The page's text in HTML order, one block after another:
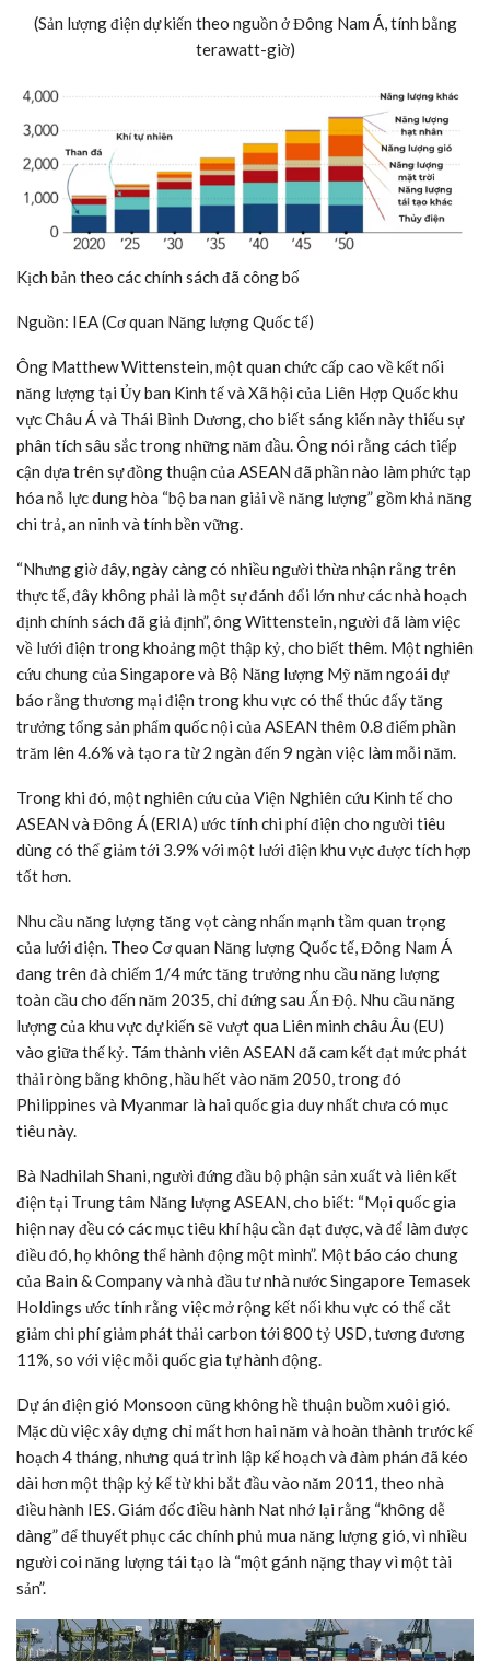
(Sản lượng điện dự kiến theo nguồn ở Đông Nam Á, tính bằng
terawatt-giờ)
Kịch bản theo các chính sách đã công bố
Nguồn: IEA (Cơ quan Năng lượng Quốc tế)
Ông Matthew Wittenstein, một quan chức cấp cao về kết nối
năng lượng tại Ủy ban Kinh tế và Xã hội của Liên Hợp Quốc khu
vực Châu Á và Thái Bình Dương, cho biết sáng kiến này thiếu sự
phân tích sâu sắc trong những năm đầu. Ông nói rằng cách tiếp
cận dựa trên sự đồng thuận của ASEAN đã phần nào làm phức tạp
hóa nỗ lực dung hòa “bộ ba nan giải về năng lượng” gồm khả năng
chi trả, an ninh và tính bền vững.
“Nhưng giờ đây, ngày càng có nhiều người thừa nhận rằng trên
thực tế, đây không phải là một sự đánh đổi lớn như các nhà hoạch
định chính sách đã giả định”, ông Wittenstein, người đã làm việc
về lưới điện trong khoảng một thập kỷ, cho biết thêm. Một nghiên
cứu chung của Singapore và Bộ Năng lượng Mỹ năm ngoái dự
báo rằng thương mại điện trong khu vực có thể thúc đẩy tăng
trưởng tổng sản phẩm quốc nội của ASEAN thêm 0.8 điểm phần
trăm lên 4.6% và tạo ra từ 2 ngàn đến 9 ngàn việc làm mỗi năm.
Trong khi đó, một nghiên cứu của Viện Nghiên cứu Kinh tế cho
ASEAN và Đông Á (ERIA) ước tính chi phí điện cho người tiêu
dùng có thể giảm tới 3.9% với một lưới điện khu vực được tích hợp
tốt hơn.
Nhu cầu năng lượng tăng vọt càng nhấn mạnh tầm quan trọng
của lưới điện. Theo Cơ quan Năng lượng Quốc tế, Đông Nam Á
đang trên đà chiếm 1/4 mức tăng trưởng nhu cầu năng lượng
toàn cầu cho đến năm 2035, chỉ đứng sau Ấn Độ. Nhu cầu năng
lượng của khu vực dự kiến sẽ vượt qua Liên minh châu Âu (EU)
vào giữa thế kỷ. Tám thành viên ASEAN đã cam kết đạt mức phát
thải ròng bằng không, hầu hết vào năm 2050, trong đó
Philippines và Myanmar là hai quốc gia duy nhất chưa có mục
tiêu này.
Bà Nadhilah Shani, người đứng đầu bộ phận sản xuất và liên kết
điện tại Trung tâm Năng lượng ASEAN, cho biết: “Mọi quốc gia
hiện nay đều có các mục tiêu khí hậu cần đạt được, và để làm được
điều đó, họ không thể hành động một mình”. Một báo cáo chung
của Bain & Company và nhà đầu tư nhà nước Singapore Temasek
Holdings ước tính rằng việc mở rộng kết nối khu vực có thể cắt
giảm chi phí giảm phát thải carbon tới 800 tỷ USD, tương đương
11%, so với việc mỗi quốc gia tự hành động.
Dự án điện gió Monsoon cũng không hề thuận buồm xuôi gió.
Mặc dù việc xây dựng chỉ mất hơn hai năm và hoàn thành trước kế
hoạch 4 tháng, nhưng quá trình lập kế hoạch và đàm phán đã kéo
dài hơn một thập kỷ kể từ khi bắt đầu vào năm 2011, theo nhà
điều hành IES. Giám đốc điều hành Nat nhớ lại rằng “không dễ
dàng” để thuyết phục các chính phủ mua năng lượng gió, vì nhiều
người coi năng lượng tái tạo là “một gánh nặng thay vì một tài
sản”.